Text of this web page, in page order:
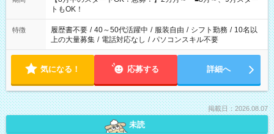
ね。 ※Wワーク希望の方へ 今ご覧のお仕事で希望する勤務時間
と、もう1つのお仕事の勤務時間。 合計で週40時間を超える場
合は応募できません。
トもOK！
特徴 履歴書不要 / 40～50代活躍中 / 服装自由 / シフト勤務 / 10名以
上の大量募集 / 電話対応なし / パソコンスキル不要
気になる！ 応募する 詳細へ
掲載日：2026.08.07
未読